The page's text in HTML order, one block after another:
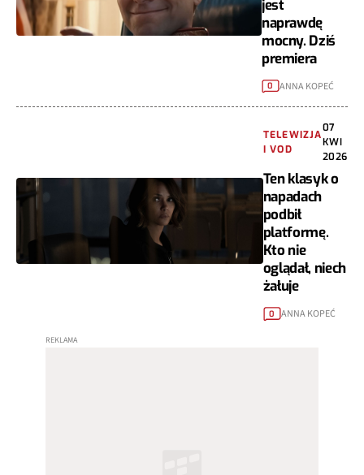
jest
naprawdę
mocny. Dziś
premiera
0 ANNA KOPEĆ
TELEWIZJA
I VOD
07
KWI
2026
Ten klasyk o
napadach
podbił
platformę.
Kto nie
oglądał, niech
żałuje
0 ANNA KOPEĆ